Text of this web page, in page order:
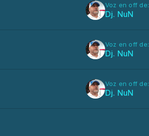
Voz en off de:
Dj. NuN
Voz en off de:
Dj. NuN
Voz en off de:
Dj. NuN